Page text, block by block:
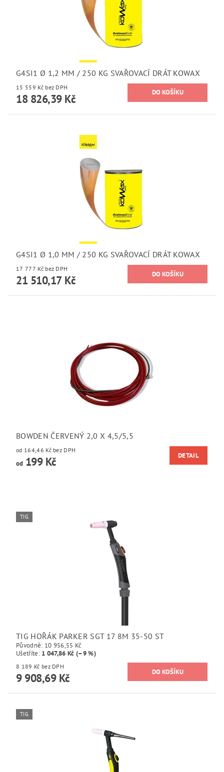
G4SI1 Ø 1,2 MM / 250 KG SVAŘOVACÍ DRÁT KOWAX
15 559 Kč bez DPH
18 826,39 Kč
G4SI1 Ø 1,0 MM / 250 KG SVAŘOVACÍ DRÁT KOWAX
17 777 Kč bez DPH
21 510,17 Kč
BOWDEN ČERVENÝ 2,0 X 4,5/5,5
od 164,46 Kč bez DPH
od199 Kč DETAIL
TIG
TIG HOŘÁK PARKER SGT 17 8M 35-50 ST
Původně: 10 956,55 Kč
Ušetříte: 1 047,86 Kč (–9 %)
8 189 Kč bez DPH
9 908,69 Kč
TIG